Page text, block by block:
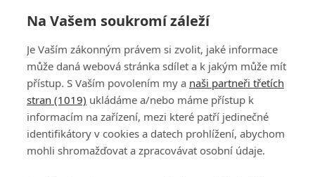
PŘIHLÁSIT
REGISTROVAT
DISKUZE
Na Vašem soukromí záleží
Je Vaším zákonným právem si zvolit, jaké informace
může daná webová stránka sdílet a k jakým může mít
přístup. S Vaším povolením my a naši partneři třetích
stran (1019) ukládáme a/nebo máme přístup k
informacím na zařízení, mezi které patří jedinečné
identifikátory v cookies a datech prohlížení, abychom
mohli shromažďovat a zpracovávat osobní údaje.